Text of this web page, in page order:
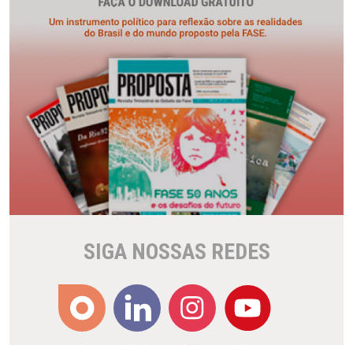
SIGA NOSSAS REDES